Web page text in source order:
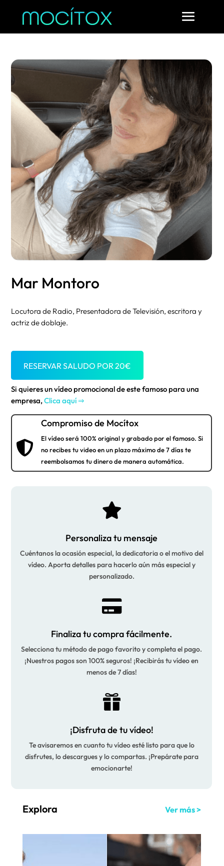
Mar Montoro
Locutora de Radio, Presentadora de Televisión, escritora y
actriz de doblaje.
RESERVAR SALUDO POR20€
Si quieres un vídeo promocional de este famoso para una
empresa,Clica aquí ⇒

Compromiso de Mocítox
El vídeo será 100% original y grabado por el famoso. Si
no recibes tu video en un plazo máximo de 7 días te
reembolsamos tu dinero de manera automática.

Personaliza tu mensaje
Cuéntanos la ocasión especial, la dedicatoria o el motivo del
vídeo. Aporta detalles para hacerlo aún más especial y
personalizado.

Finaliza tu compra fácilmente.
Selecciona tu método de pago favorito y completa el pago.
¡Nuestros pagos son 100% seguros! ¡Recibirás tu vídeo en
menos de 7 días!

¡Disfruta de tu vídeo!
Te avisaremos en cuanto tu vídeo esté listo para que lo
disfrutes, lo descargues y lo compartas. ¡Prepárate para
emocionarte!
Explora Ver más >